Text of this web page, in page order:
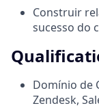
Construir
sucesso do
Domínio de
Zendesk,